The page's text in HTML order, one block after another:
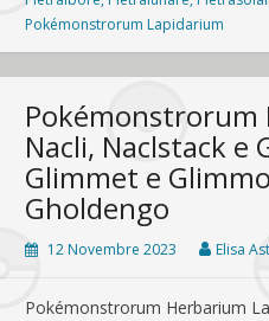
Pokémonstrorum Lapidarium
Pokémonstrorum
Nacli, Naclstack e
Glimmet e
Gholdengo
12 Novembre 2023 Elisa
Pokémonstrorum Herbarium